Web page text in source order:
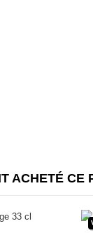
ACHETÉ CE